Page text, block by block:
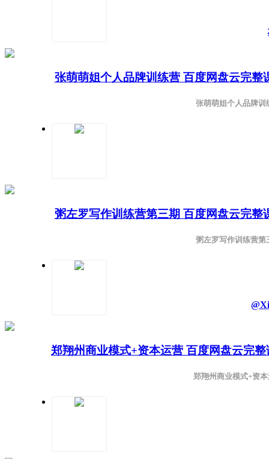
张萌萌姐个人品牌训练营 百度网盘云完整
张萌萌姐个人品牌训
粥左罗写作训练营第三期 百度网盘云完整
粥左罗写作训练营第
郑翔州商业模式+资本运营 百度网盘云完
郑翔州商业模式+资